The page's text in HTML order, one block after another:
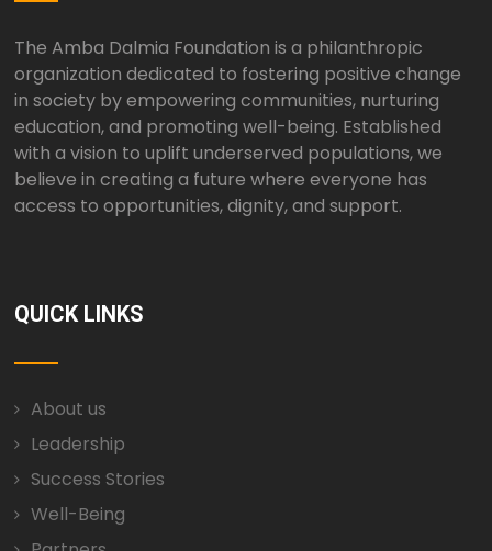
The Amba Dalmia Foundation is a philanthropic
organization dedicated to fostering positive change
in society by empowering communities, nurturing
education, and promoting well-being. Established
with a vision to uplift underserved populations, we
believe in creating a future where everyone has
access to opportunities, dignity, and support.
QUICK LINKS
About us
Leadership
Success Stories
Well-Being